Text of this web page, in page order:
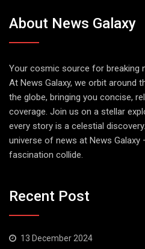
About News Galaxy
Your cosmic source for breaking
At News Galaxy, we orbit around
the globe, bringing you concise,
coverage. Join us on a stellar
every story is a celestial
universe of news at News Galaxy
fascination collide.
Recent Post
13 December 2024